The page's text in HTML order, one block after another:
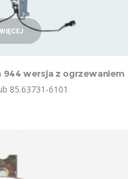
944 wersja z ogrzewaniem
85.63731-6101